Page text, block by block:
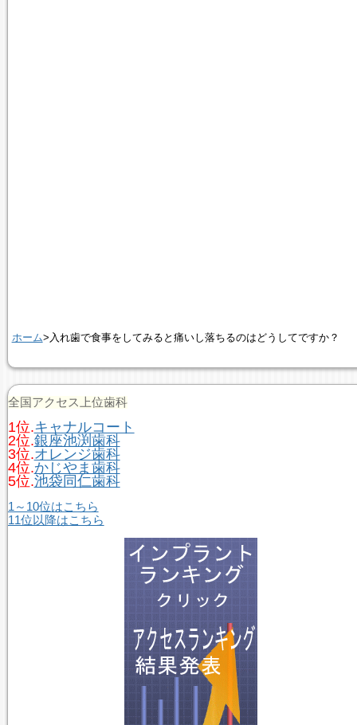
ホーム>入れ歯で食事をしてみると痛いし落ちるのはどうしてですか？
全国アクセス上位歯科
1位.キャナルコート
2位.銀座池渕歯科
3位.オレンジ歯科
4位.かじやま歯科
5位.池袋同仁歯科
1～10位はこちら
11位以降はこちら